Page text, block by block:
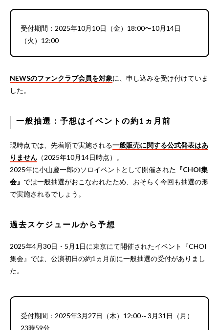
受付期間：2025年10月10日（金）18:00〜10月14日
（火）12:00
NEWSのファンクラブ会員を対象に、申し込みを受け付けていま
した。
一般抽選：予想はイベントの約1ヵ月前
現時点では、先着順で実施される一般販売に関する公式発表はあ
りません （2025年10月14日時点）。
2025年に小山慶一郎のソロイベントとして開催された 『CHOI集
会』 では一般抽選がおこなわれたため、おそらく今回も抽選の形
で実施されるでしょう。
過去スケジュールから予想
2025年4月30日・5月1日に東京にて開催されたイベント『CHOI
集会』では、公演初日の約1ヵ月前に一般抽選の受付がありまし
た。
受付期間：2025年3月27日（木）12:00～3月31日（月）
23時59分